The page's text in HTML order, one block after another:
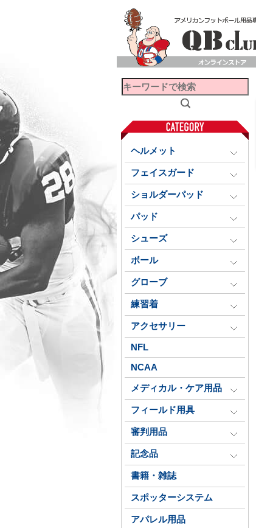
ヘルメット
フェイスガード
ショルダーパッド
パッド
シューズ
ボール
グローブ
練習着
アクセサリー
NFL
NCAA
メディカル・ケア用品
フィールド用具
審判用品
記念品
書籍・雑誌
スポッターシステム
アパレル用品